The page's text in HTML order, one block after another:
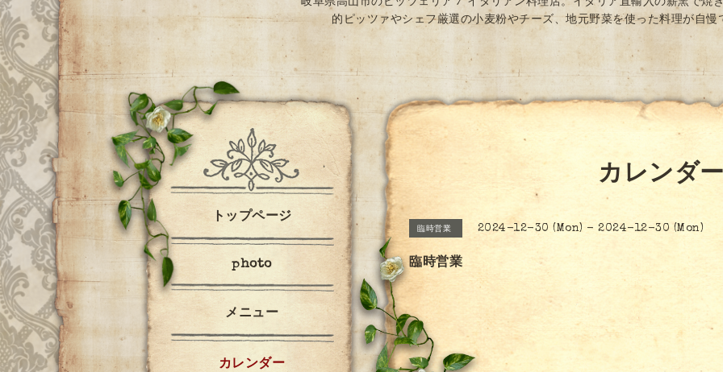
岐阜県高山市のピッツェリア / イタリアン料理店。イタリア直輸入の薪窯で焼
的ピッツァやシェフ厳選の小麦粉やチーズ、地元野菜を使った料理が自慢
カレンダ
臨時営業 2024-12-30 (Mon) - 2024-12-30 (Mon)
臨時営業
トップページ
photo
メニュー
カレンダー